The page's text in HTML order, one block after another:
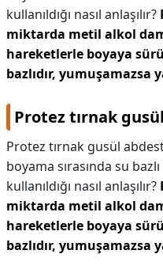
kullanıldığı nasıl anlaşılır?
miktarda metil alkol
hareketlerle boyaya
bazlıdır, yumuşamazsa
Protez tırnak
Protez tırnak gusül
boyama sırasında su
kullanıldığı nasıl anlaşılır?
miktarda metil alkol
hareketlerle boyaya
bazlıdır, yumuşamazsa